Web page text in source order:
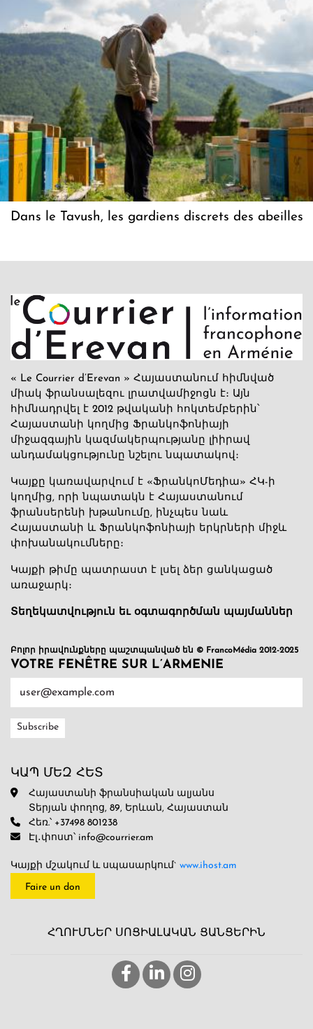
Dans le Tavush, les gardiens discrets des abeilles
« Le Courrier d’Erevan » Հայաստանում հիմնված
միակ ֆրանսալեզու լրատվամիջոցն է։ Այն
հիմնադրվել է 2012 թվականի հոկտեմբերին՝
Հայաստանի կողմից Ֆրանկոֆոնիայի
միջազգային կազմակերպությանը լիիրավ
անդամակցությունը նշելու նպատակով։
Կայքը կառավարվում է «ՖրանկոՄեդիա» ՀԿ-ի
կողմից, որի նպատակն է Հայաստանում
ֆրանսերենի խթանումը, ինչպես նաև
Հայաստանի և Ֆրանկոֆոնիայի երկրների միջև
փոխանակումները։
Կայքի թիմը պատրաստ է լսել ձեր ցանկացած
առաջարկ։
Տեղեկատվություն եւ օգտագործման պայմաններ
Բոլոր իրավունքները պաշտպանված են © FrancoMédia 2012-2025
VOTRE FENÊTRE SUR L’ARMENIE
ԿԱՊ ՄԵԶ ՀԵՏ
Հայաստանի ֆրանսիական ալյանս
Տերյան փողոց, 89, Երևան, Հայաստան
Հեռ.՝ +37498 801238
Էլ․փոստ՝ info@courrier.am
Կայքի մշակում և սպասարկում` www.ihost.am
Faire un don
ՀՂՈՒՄՆԵՐ ՍՈՑԻԱԼԱԿԱՆ ՑԱՆՑԵՐԻՆ